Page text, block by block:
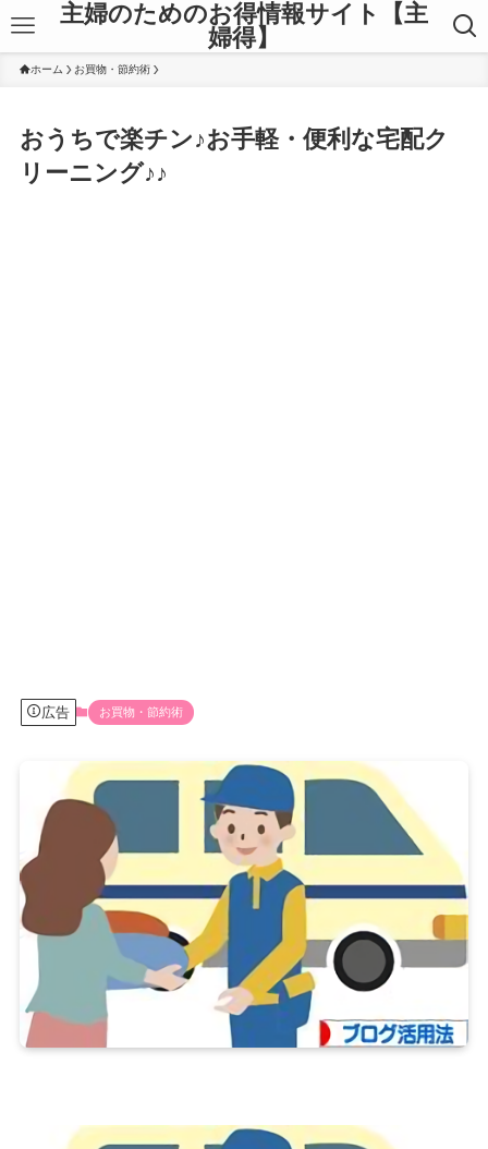
主婦のためのお得情報サイト【主
婦得】
ホーム お買物・節約術
おうちで楽チン♪お手軽・便利な宅配ク
リーニング♪♪
広告 お買物・節約術